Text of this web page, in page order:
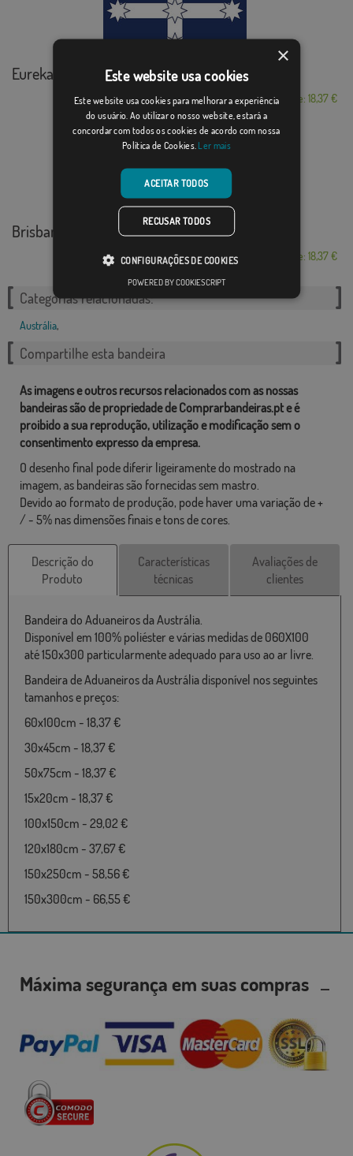
Eureka
Desde: 18,37 €
Brisbane
Desde: 18,37 €
Categorias relacionadas:
Austrália,
Compartilhe esta bandeira
As imagens e outros recursos relacionados com as nossas
bandeiras são de propriedade de Comprarbandeiras.pt e é
proibido a sua reprodução, utilização e modificação sem o
consentimento expresso da empresa.
O desenho final pode diferir ligeiramente do mostrado na
imagem, as bandeiras são fornecidas sem mastro.
Devido ao formato de produção, pode haver uma variação de +
/ - 5% nas dimensões finais e tons de cores.
Descrição do
Produto
Características
técnicas
Avaliações de
clientes
Bandeira do Aduaneiros da Austrália.
Disponível em 100% poliéster e várias medidas de 060X100
até 150x300 particularmente adequado para uso ao ar livre.
Bandeira de Aduaneiros da Austrália disponível nos seguintes
tamanhos e preços:
60x100cm - 18,37 €
30x45cm - 18,37 €
50x75cm - 18,37 €
15x20cm - 18,37 €
100x150cm - 29,02 €
120x180cm - 37,67 €
150x250cm - 58,56 €
150x300cm - 66,55 €
Máxima segurança em suas compras
×
Este website usa cookies
Este website usa cookies para melhorar a experiência
do usuário. Ao utilizar o nosso website, estará a
concordar com todos os cookies de acordo com nossa
Política de Cookies. Ler mais
ACEITAR TODOS
RECUSAR TODOS
CONFIGURAÇÕES DE COOKIES
POWERED BY COOKIESCRIPT